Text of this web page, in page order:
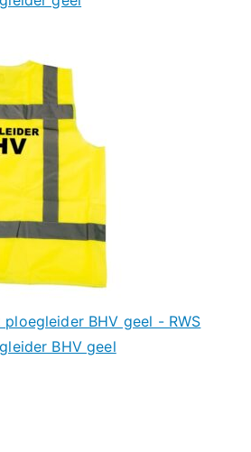
ploegleider BHV geel - RWS
BHV geel